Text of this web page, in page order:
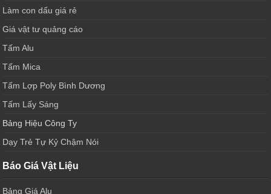
Làm con dấu giá rẻ
Giá vật tư quảng cáo
Tấm Alu
Tấm Mica
Tấm Lợp Poly Bình Dương
Tấm Lấy Sáng
Bảng Hiệu Công Ty
Dạy Trẻ Tự Kỷ Chậm Nói
Báo Giá Vật Liệu
Bảng Giá Alu